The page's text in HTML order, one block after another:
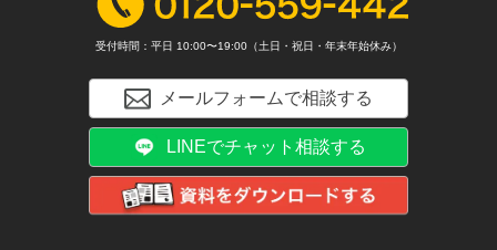
受付時間：平日 10:00〜19:00（土日・祝日・年末年始休み）
メールフォームで相談する
LINEでチャット相談する